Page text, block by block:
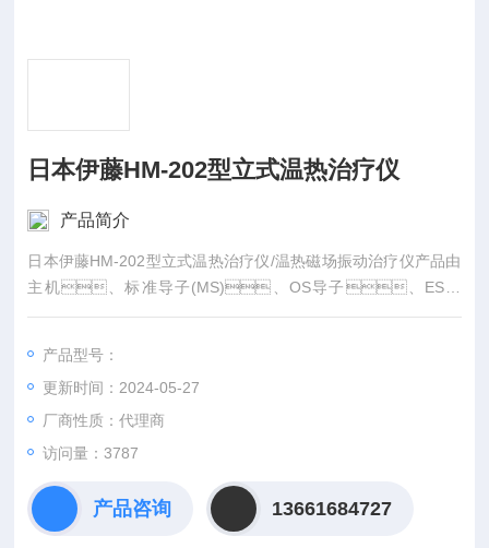
日本伊藤HM-202型立式温热治疗仪
产品简介
日本伊藤HM-202型立式温热治疗仪/温热磁场振动治疗仪产品由
主机、标准导子(MS)、OS导子、ES导
子、标准导子(MS)套、电源线组成。另有
套、OS治疗导子和导子套、ES治疗导子和导子
套、绑带。注：MS(标准)、LS(下
肢)、OS(腹和腰)、ES(肩和膝)。
产品型号：
更新时间：2024-05-27
厂商性质：代理商
访问量：3787
产品咨询 13661684727